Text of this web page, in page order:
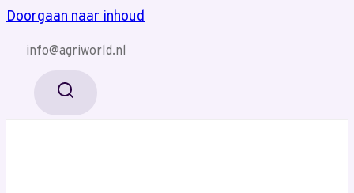
Doorgaan naar inhoud
info@agriworld.nl